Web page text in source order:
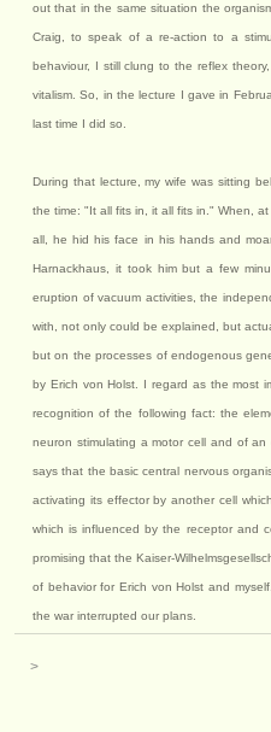
out that in the same situation the
Craig, to speak of a re-action to a
behaviour, I still clung to the reflex
vitalism. So, in the lecture I gave in
last time I did so.
During that lecture, my wife was sitting
the time: "It all fits in, it all fits in." When,
all, he hid his face in his hands and
Harnackhaus, it took him but a few
eruption of vacuum activities, the
with, not only could be explained, but
but on the processes of endogenous
by Erich von Holst. I regard as the most
recognition of the following fact: the
neuron stimulating a motor cell and of
says that the basic central nervous
activating its effector by another cell
which is influenced by the receptor and
promising that the Kaiser-
of behavior for Erich von Holst and
the war interrupted our plans.
>